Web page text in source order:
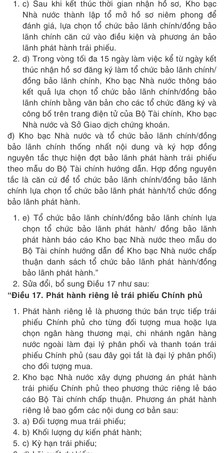
c) Sau khi kết thúc thời gian nhận hồ sơ, Kho bạc
Nhà nước thành lập tổ mở hồ sơ niêm phong để
đánh giá, lựa chọn tổ chức bảo lãnh chính/đồng bảo
lãnh chính căn cứ vào điều kiện và phương án bảo
lãnh phát hành trái phiếu.
d) Trong vòng tối đa 15 ngày làm việc kể từ ngày kết
thúc nhận hồ sơ đăng ký làm tổ chức bảo lãnh chính/
đồng bảo lãnh chính, Kho bạc Nhà nước thông báo
kết quả lựa chọn tổ chức bảo lãnh chính/đồng bảo
lãnh chính bằng văn bản cho các tổ chức đăng ký và
công bố trên trang điện tử của Bộ Tài chính, Kho bạc
Nhà nước và Sở Giao dịch chứng khoán.
đ) Kho bạc Nhà nước và tổ chức bảo lãnh chính/đồng
bảo lãnh chính thống nhất nội dung và ký hợp đồng
nguyên tắc thực hiện đợt bảo lãnh phát hành trái phiếu
theo mẫu do Bộ Tài chính hướng dẫn. Hợp đồng nguyên
tắc là căn cứ để tổ chức bảo lãnh chính/đồng bảo lãnh
chính lựa chọn tổ chức bảo lãnh phát hành/tổ chức đồng
bảo lãnh phát hành.
e) Tổ chức bảo lãnh chính/đồng bảo lãnh chính lựa
chọn tổ chức bảo lãnh phát hành/ đồng bảo lãnh
phát hành báo cáo Kho bạc Nhà nước theo mẫu do
Bộ Tài chính hướng dẫn để Kho bạc Nhà nước chấp
thuận danh sách tổ chức bảo lãnh phát hành/đồng
bảo lãnh phát hành.”
Sửa đổi, bổ sung Điều 17 như sau:
“Điều 17. Phát hành riêng lẻ trái phiếu Chính phủ
Phát hành riêng lẻ là phương thức bán trực tiếp trái
phiếu Chính phủ cho từng đối tượng mua hoặc lựa
chọn ngân hàng thương mại, chi nhánh ngân hàng
nước ngoài làm đại lý phân phối và thanh toán trái
phiếu Chính phủ (sau đây gọi tắt là đại lý phân phối)
cho đối tượng mua.
Kho bạc Nhà nước xây dựng phương án phát hành
trái phiếu Chính phủ theo phương thức riêng lẻ báo
cáo Bộ Tài chính chấp thuận. Phương án phát hành
riêng lẻ bao gồm các nội dung cơ bản sau:
a) Đối tượng mua trái phiếu;
b) Khối lượng dự kiến phát hành;
c) Kỳ hạn trái phiếu;